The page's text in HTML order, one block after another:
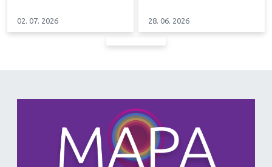
02. 07. 2026 28. 06. 2026